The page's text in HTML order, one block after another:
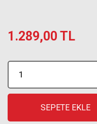
1.289,00 TL
SEPETE EKLE